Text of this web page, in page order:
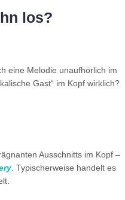
los?
eine Melodie unaufhörlich im
Gast“ im Kopf wirklich?
Ausschnitts im Kopf –
. Typischerweise handelt es